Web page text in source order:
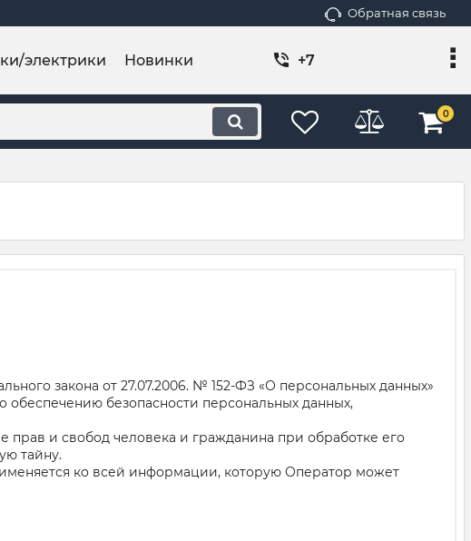
Обратная связь
электрики Новинки +7
0
закона от 27.07.2006. № 152-ФЗ «О персональных данных»
безопасности персональных данных,
и свобод человека и гражданина при обработке его
тайну.
ко всей информации, которую Оператор может